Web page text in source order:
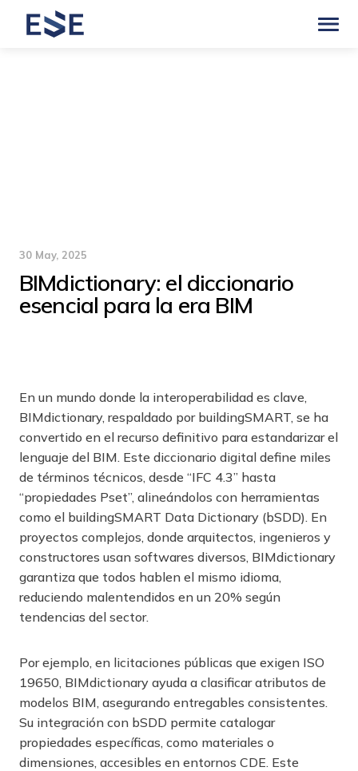
30 May, 2025
BIMdictionary: el diccionario
esencial para la era BIM
En un mundo donde la interoperabilidad es clave,
BIMdictionary, respaldado por buildingSMART, se ha
convertido en el recurso definitivo para estandarizar el
lenguaje del BIM. Este diccionario digital define miles
de términos técnicos, desde “IFC 4.3” hasta
“propiedades Pset”, alineándolos con herramientas
como el buildingSMART Data Dictionary (bSDD). En
proyectos complejos, donde arquitectos, ingenieros y
constructores usan softwares diversos, BIMdictionary
garantiza que todos hablen el mismo idioma,
reduciendo malentendidos en un 20% según
tendencias del sector.
Por ejemplo, en licitaciones públicas que exigen ISO
19650, BIMdictionary ayuda a clasificar atributos de
modelos BIM, asegurando entregables consistentes.
Su integración con bSDD permite catalogar
propiedades específicas, como materiales o
dimensiones, accesibles en entornos CDE. Este